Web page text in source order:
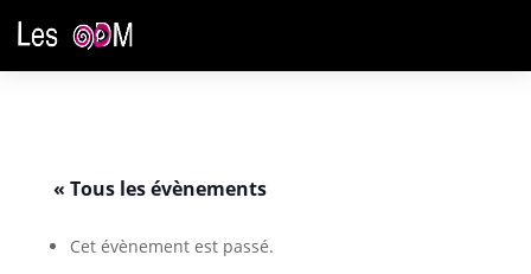
« Tous les évènements
Cet évènement est passé.